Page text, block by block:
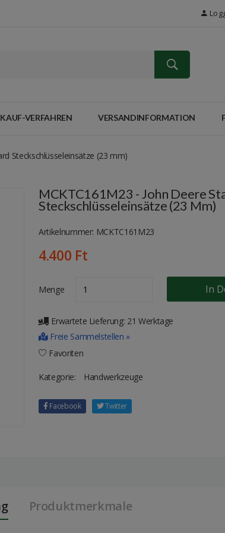
KAUF-VERFAHREN VERSANDINFORMATION
Steckschlüsseleinsätze (23 mm)
MCKTC161M23 - John Deere
Steckschlüsseleinsätze (23 Mm)
Artikelnummer: MCKTC161M23
4.400 Ft
Menge In
Erwartete Lieferung: 21 Werktage
Freie Sammelstellen »
Favoriten
Kategorie: Handwerkzeuge
Facebook Twitter
Produktmerkmale